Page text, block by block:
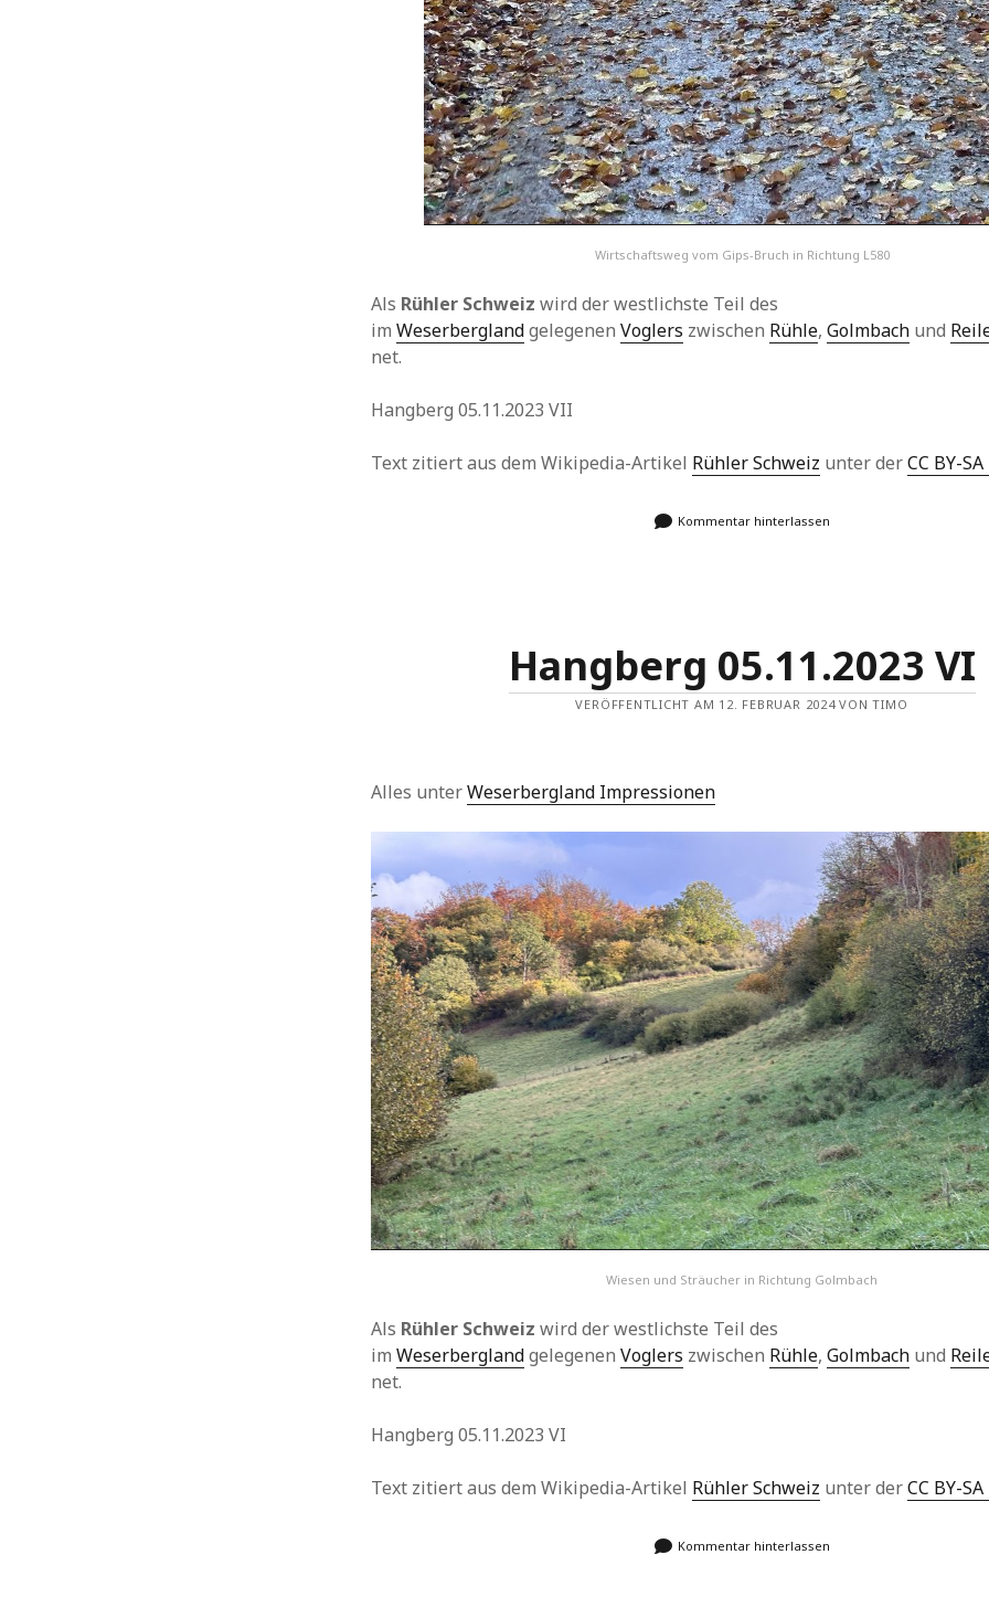
Wirtschaftsweg vom Gips-Bruch in Richtung L580
Als Rühler Schweiz wird der westlichste Teil des
imWeserberglandgelegenenVoglers zwischen Rühle,Golmbach und
net.
Hangberg 05.11.2023 VII
Text zitiert aus dem Wikipedia-Artikel Rühler Schweiz unter derCC BY-SA
Kommentar hinterlassen
Hangberg 05.11.2023 VI
VERÖFFENTLICHT AM 12. FEBRUAR 2024 VON TIMO
Alles unterWeserbergland Impressionen
Wiesen und Sträucher in Richtung Golmbach
Als Rühler Schweiz wird der westlichste Teil des
imWeserberglandgelegenenVoglers zwischen Rühle,Golmbach und
net.
Hangberg 05.11.2023 VI
Text zitiert aus dem Wikipedia-Artikel Rühler Schweiz unter derCC BY-SA
Kommentar hinterlassen